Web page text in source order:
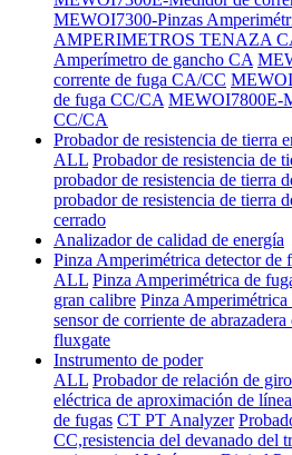
MEWOI7300-Pinzas
AMPERIMETROS TENAZA
Amperímetro de gancho CA
corrente de fuga CA/CC
de fuga CC/CA MEWOI7800E-
CC/CA
Probador de resistencia de tierra
ALL Probador de resistencia de
probador de resistencia de tierra
probador de resistencia de tierra
cerrado
Analizador de calidad de energía
Pinza Amperimétrica detector de
ALL Pinza Amperimétrica de
gran calibre Pinza
sensor de corriente de
fluxgate
Instrumento de poder
ALL Probador de relación de
eléctrica de aproximación de
de fugas CT PT Analyzer
CC,resistencia del devanado del